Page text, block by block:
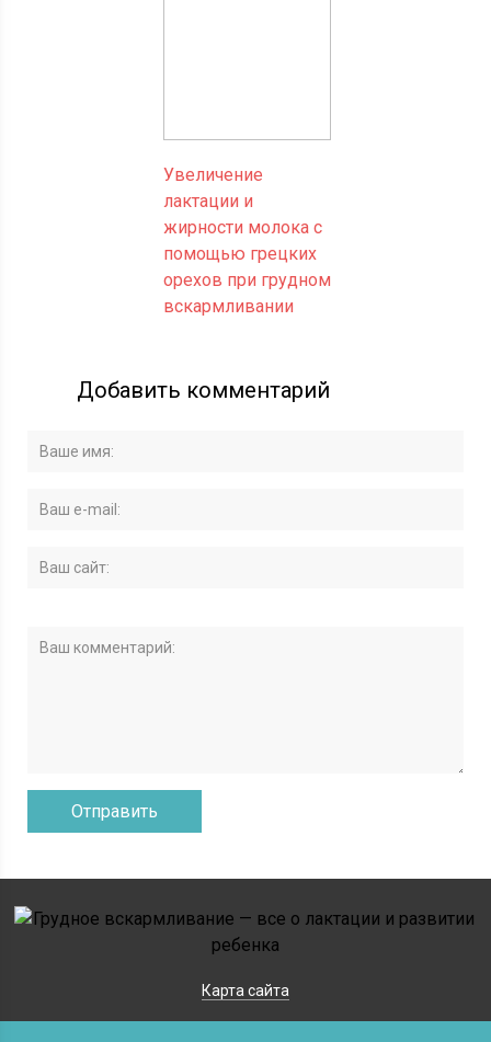
Увеличение
лактации и
жирности молока с
помощью грецких
орехов при грудном
вскармливании
Добавить комментарий
Карта сайта